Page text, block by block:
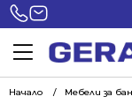
Начало Мебели за